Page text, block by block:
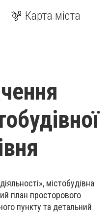
Карта міста
містобудівна
план просторового
пункту та детальний